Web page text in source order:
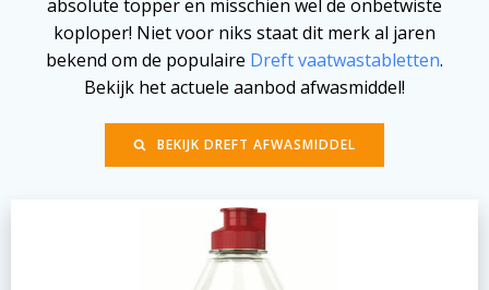
absolute topper en misschien wel de onbetwiste
koploper! Niet voor niks staat dit merk al jaren
bekend om de populaire Dreft vaatwastabletten.
Bekijk het actuele aanbod afwasmiddel!
BEKIJK DREFT AFWASMIDDEL